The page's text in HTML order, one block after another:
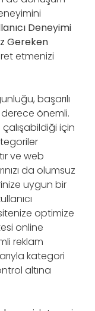
Deneyimi
Gereken
etmenizi
başarılı
önemli.
için
ve web
da olumsuz
uygun bir
optimize
online
reklam
kategori
altına